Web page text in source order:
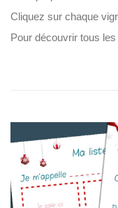
Cliquez sur chaque
Pour découvrir tous les